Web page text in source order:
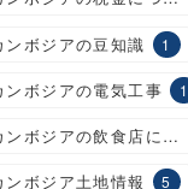
ンボジアの豆知識 1
ンボジアの電気工事 1
カンボジアの飲食店について
ンボジア土地情報 5